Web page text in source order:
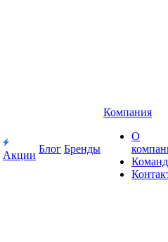
Акции
Блог Бренды
Компания
О